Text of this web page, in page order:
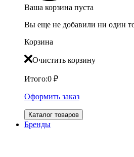
Ваша корзина пуста
Вы еще не добавили ни один
Корзина
Очистить корзину
Итого:0 ₽
Оформить заказ
Каталог товаров
Бренды